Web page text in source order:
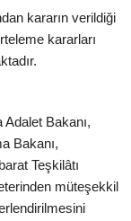
kararın verildiği
kararları
Adalet Bakanı,
Bakanı,
Teşkilâtı
müteşekkil